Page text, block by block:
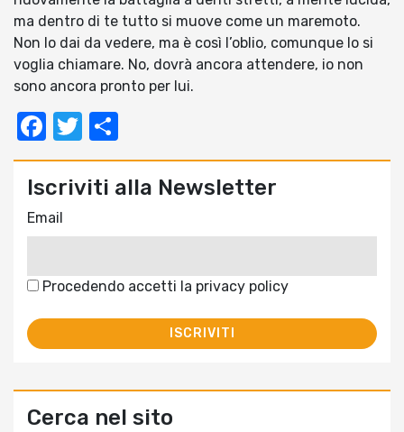
ma dentro di te tutto si muove come un maremoto.
Non lo dai da vedere, ma è così l’oblio, comunque lo si
voglia chiamare. No, dovrà ancora attendere, io non
sono ancora pronto per lui.
Facebook
Twitter
Iscriviti alla Newsletter
Email
Procedendo accetti la privacy policy
Cerca nel sito